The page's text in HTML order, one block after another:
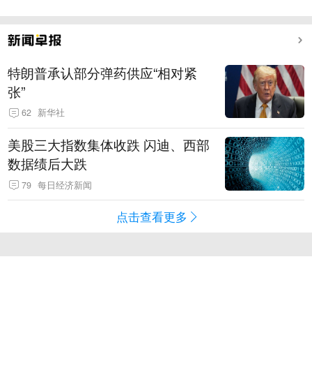
特朗普承认部分弹药供应“相对紧
张”
62 新华社
美股三大指数集体收跌 闪迪、西部
数据绩后大跌
79 每日经济新闻
点击查看更多